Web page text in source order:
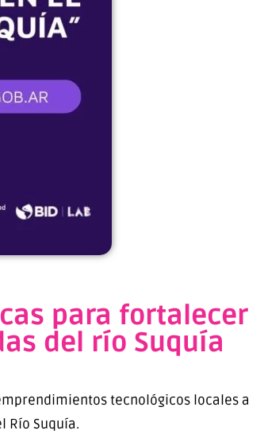
para fortalecer
del río Suquía
tecnológicos locales a
Río Suquía.